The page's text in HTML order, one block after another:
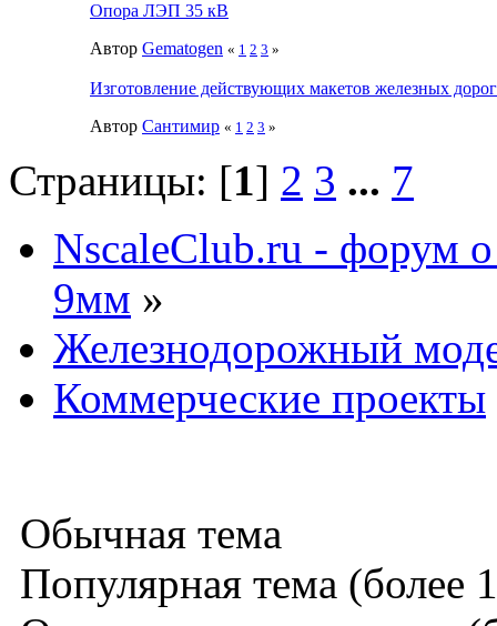
Опора ЛЭП 35 кВ
Автор Gematogen « 1 2 3 »
Изготовление действующих макетов железных дорог
Автор Сантимир « 1 2 3 »
Страницы: [1] 2 3 ... 7
NscaleClub.ru - форум
9мм »
Железнодорожный
Коммерческие проекты
Обычная тема
Популярная тема (более